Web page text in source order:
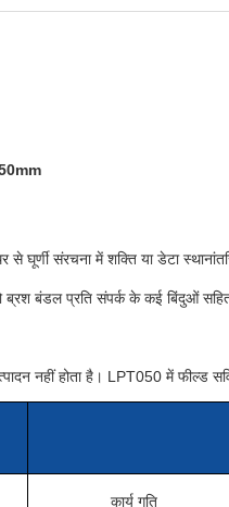
50mm
से घूर्णी संरचना में शक्ति या डेटा
बंडल प्रति संपर्क के कई बिंदुओं सहित
नहीं होता है। LPT050 में फील्ड
कार्य गति